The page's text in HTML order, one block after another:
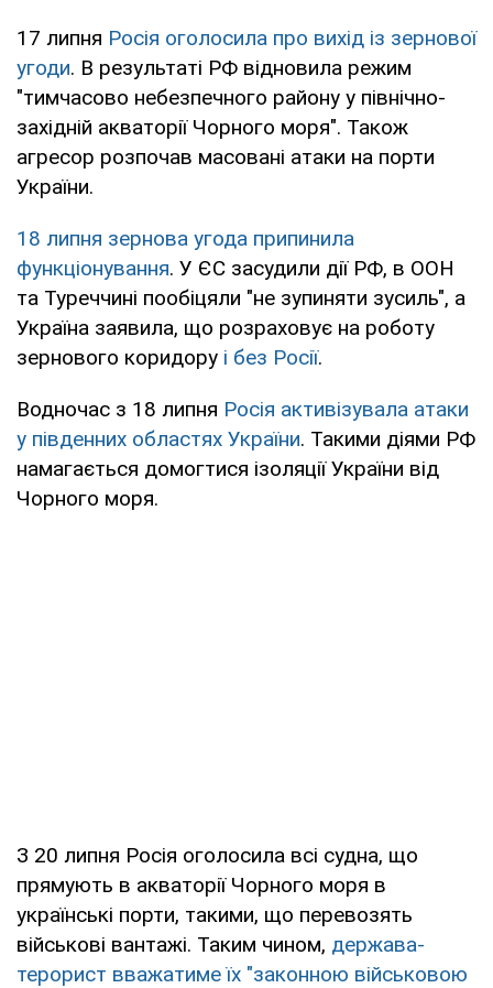
17 липня Росія оголосила про вихід із зернової
угоди. В результаті РФ відновила режим
"тимчасово небезпечного району у північно-
західній акваторії Чорного моря". Також
агресор розпочав масовані атаки на порти
України.
18 липня зернова угода припинила
функціонування. У ЄС засудили дії РФ, в ООН
та Туреччині пообіцяли "не зупиняти зусиль", а
Україна заявила, що розраховує на роботу
зернового коридору і без Росії.
Водночас з 18 липня Росія активізувала атаки
у південних областях України. Такими діями РФ
намагається домогтися ізоляції України від
Чорного моря.
З 20 липня Росія оголосила всі судна, що
прямують в акваторії Чорного моря в
українські порти, такими, що перевозять
військові вантажі. Таким чином, держава-
терорист вважатиме їх "законною військовою